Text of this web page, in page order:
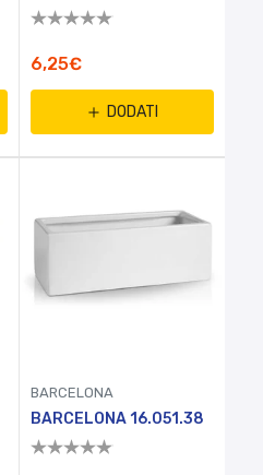
6,25€
DODATI
BARCELONA
BARCELONA 16.051.38